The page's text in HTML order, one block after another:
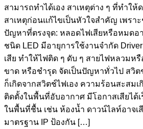
สามารถทำได้เอง สาเหตุต่าง ๆ ที่ทำให้
สาเหตุก่อนแก้ไขเป็นหัวใจสำคัญ เพรา
ปัญหาที่ตรงจุด: หลอดไฟเสียหรือหมดอ
ชนิด LED มีอายุการใช้งานจำกัด
เสีย ทำให้ไฟติด ๆ ดับ ๆ สายไฟหลวมห
ขาด หรือชำรุด จัดเป็นปัญหาทั่วไป สวิต
ก็เกิดจากสวิตช์ไฟเอง ความร้อนสะสม
ติดตั้งในพื้นที่อับอากาศ มีโอกาสเสียได้
ในพื้นที่ชื้น เช่น ห้องน้ำ ดาวน์ไลท์อาจเ
มาตรฐาน IP ป้องกัน […]